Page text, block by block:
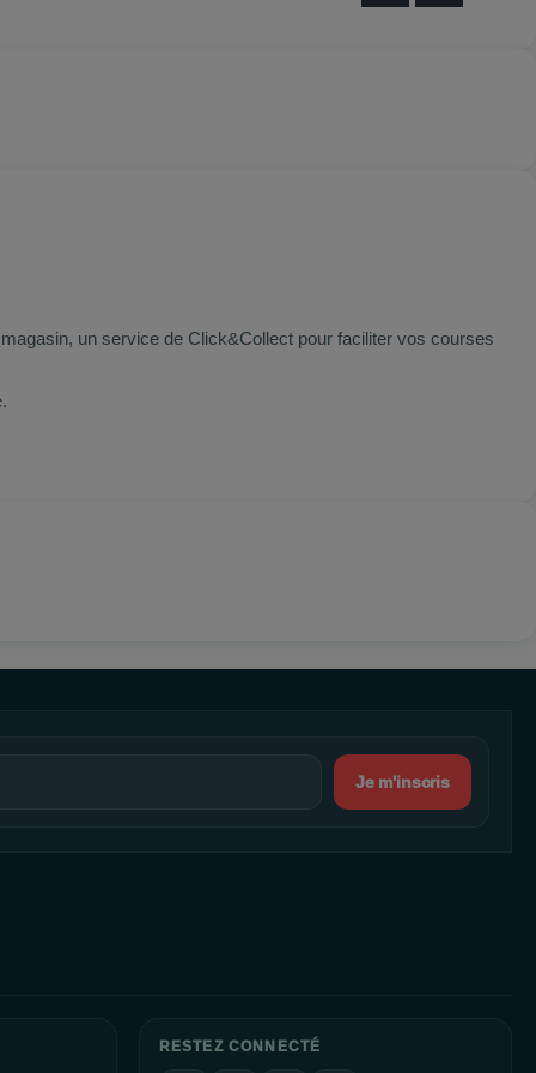
un service de Click&Collect pour faciliter vos courses
Je m'inscris
RESTEZ CONNECTÉ